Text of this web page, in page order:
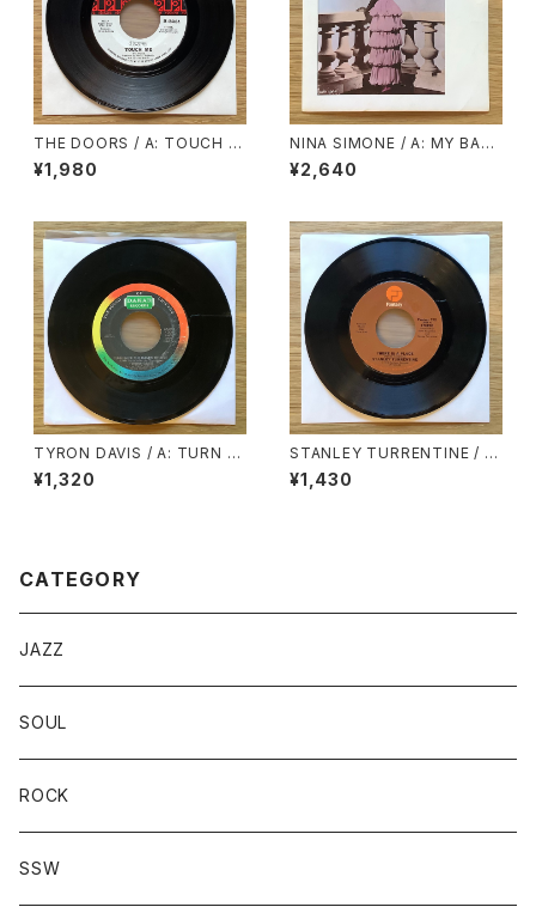
THE DOORS / A: TOUCH M
E / B: WILD CHILD
¥1,980
NINA SIMONE / A: MY BABY
JUST CARE FOR ME / B: LO
VE ME OR LEAVE ME
¥2,640
TYRON DAVIS / A: TURN B
ACK THE HANDS OF TIME /
B: I KEEP COMING BACK
¥1,320
STANLEY TURRENTINE / A:
EVIL WAYS / B: LOVE HANG
OVER
¥1,430
CATEGORY
JAZZ
SOUL
ROCK
SSW